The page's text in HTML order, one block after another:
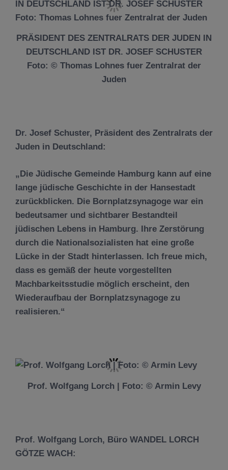
PRÄSIDENT DES ZENTRALRATS DER JUDEN IN
DEUTSCHLAND IST DR. JOSEF SCHUSTER
Foto: © Thomas Lohnes fuer Zentralrat der
Juden
Dr. Josef Schuster, Präsident des Zentralrats der
Juden in Deutschland:
„Die Jüdische Gemeinde Hamburg kann auf eine
lange jüdische Geschichte in der Hansestadt
zurückblicken. Die Bornplatzsynagoge war ein
bedeutsamer und sichtbarer Bestandteil
jüdischen Lebens in Hamburg. Ihre Zerstörung
durch die Nationalsozialisten hat eine große
Lücke in der Stadt hinterlassen. Ich freue mich,
dass es gemäß der heute vorgestellten
Machbarkeitsstudie möglich erscheint, den
Wiederaufbau der Bornplatzsynagoge zu
realisieren.“
Prof. Wolfgang Lorch | Foto: © Armin Levy
Prof. Wolfgang Lorch, Büro WANDEL LORCH
GÖTZE WACH: